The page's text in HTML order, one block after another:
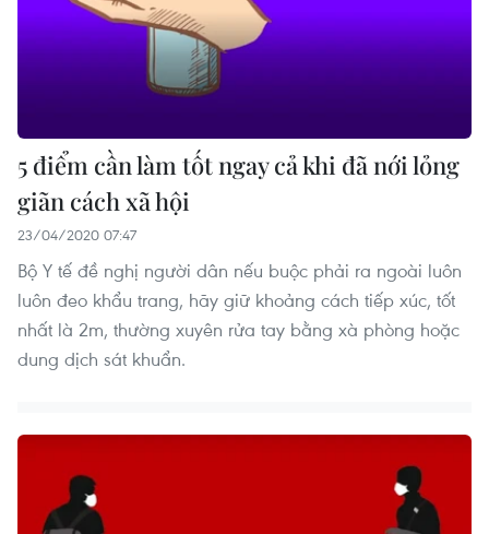
5 điểm cần làm tốt ngay cả khi đã nới lỏng
giãn cách xã hội
23/04/2020 07:47
Bộ Y tế đề nghị người dân nếu buộc phải ra ngoài luôn
luôn đeo khẩu trang, hãy giữ khoảng cách tiếp xúc, tốt
nhất là 2m, thường xuyên rửa tay bằng xà phòng hoặc
dung dịch sát khuẩn.